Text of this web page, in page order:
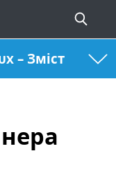
– Зміст